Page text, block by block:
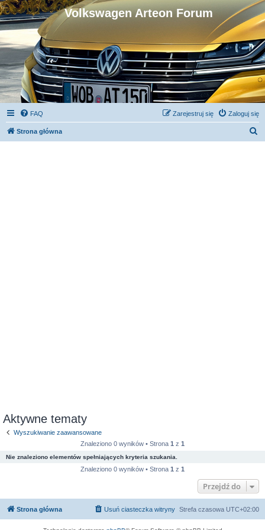
Volkswagen Arteon Forum
FAQ Zaloguj się
Zarejestruj się
Strona główna
Aktywne tematy
Wyszukiwanie zaawansowane
Znaleziono 0 wyników • Strona 1 z 1
Nie znaleziono elementów spełniających kryteria szukania.
Znaleziono 0 wyników • Strona 1 z 1
Przejdź do
Strona główna Strefa czasowa UTC+02:00
Usuń ciasteczka witryny